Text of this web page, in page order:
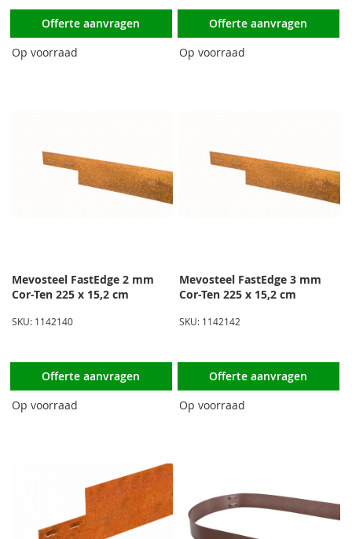
Offerte aanvragen
Op voorraad
Offerte aanvragen
Op voorraad
Mevosteel FastEdge 2 mm
Cor-Ten 225 x 15,2 cm
SKU: 1142140
Offerte aanvragen
Op voorraad
Mevosteel FastEdge 3 mm
Cor-Ten 225 x 15,2 cm
SKU: 1142142
Offerte aanvragen
Op voorraad